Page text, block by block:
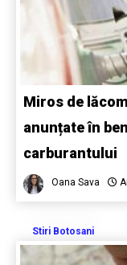
Miros de
anunțate în
carburantului
Oana Sava
Stiri Botosani